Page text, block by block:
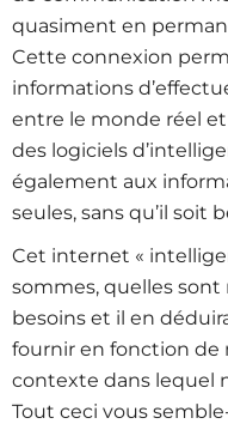
quasiment en
Cette connexion
informations
entre le monde réel
des logiciels
également aux
seules, sans qu’il soit
Cet internet «
sommes, quelles
besoins et il en
fournir en fonction
contexte dans lequel
Tout ceci vous